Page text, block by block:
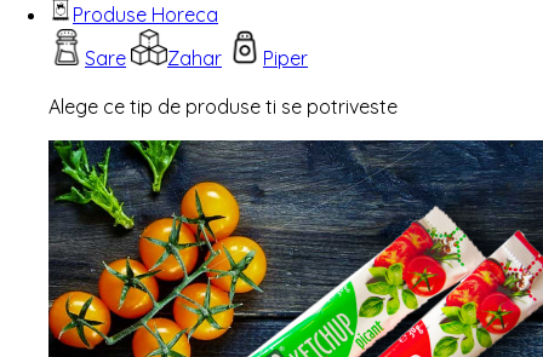
Produse Horeca
Sare
Zahar
Piper
Alege ce tip de produse ti se potriveste